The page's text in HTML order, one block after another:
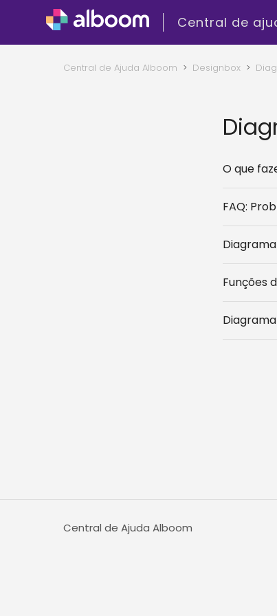
Central de
Central de Ajuda Alboom Designbox
O que
FAQ:
Funções
Central de Ajuda Alboom